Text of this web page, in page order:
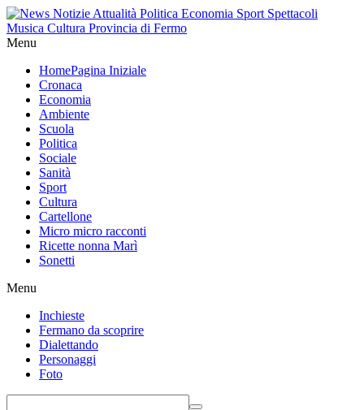
Menu
HomePagina Iniziale
Cronaca
Economia
Ambiente
Scuola
Politica
Sociale
Sanità
Sport
Cultura
Cartellone
Micro micro racconti
Ricette nonna Marì
Sonetti
Menu
Inchieste
Fermano da scoprire
Dialettando
Personaggi
Foto